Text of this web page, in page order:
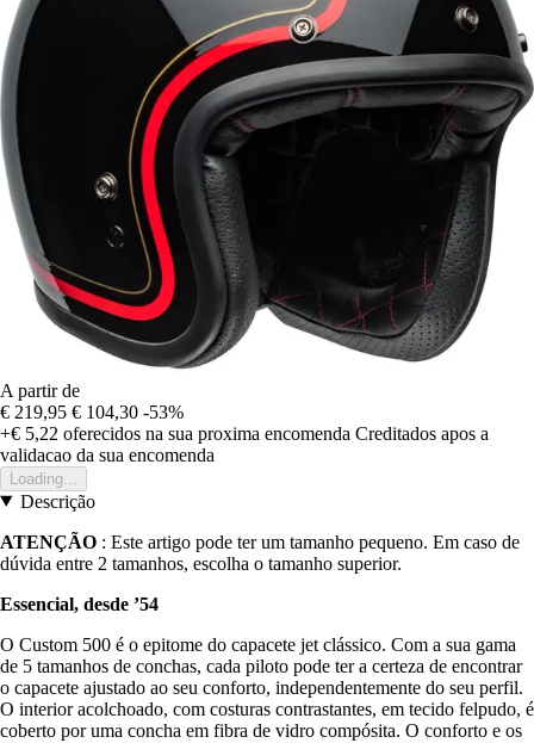
A partir de
€ 219,95 € 104,30 -53%
+€ 5,22 oferecidos na sua proxima encomenda Creditados apos a
validacao da sua encomenda
Loading...
Descrição
ATENÇÃO : Este artigo pode ter um tamanho pequeno. Em caso de
dúvida entre 2 tamanhos, escolha o tamanho superior.
Essencial, desde ’54
O Custom 500 é o epitome do capacete jet clássico. Com a sua gama
de 5 tamanhos de conchas, cada piloto pode ter a certeza de encontrar
o capacete ajustado ao seu conforto, independentemente do seu perfil.
O interior acolchoado, com costuras contrastantes, em tecido felpudo, é
coberto por uma concha em fibra de vidro compósita. O conforto e os